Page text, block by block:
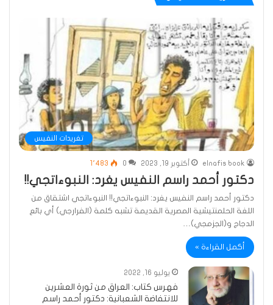
تغريدات النفيس
elnafis book أكتوبر 19, 2023 0 1٬483
دكتور أحمد راسم النفيس يغرد: النبوءاتجي!!
دكتور أحمد راسم النفيس يغرد: النبوءاتجي!! النبوءاتجي اشتقاق من
اللغة الحلمنتيشية المصرية القديمة تشبه كلمة (الفرارجي) أي بائع
الدجاج و(الجزمجي)…
أكمل القراءة »
يوليو 16, 2022
فهرس كتاب: العراق من ثورة العشرين
للانتفاضة الشعبانية: دكتور أحمد راسم